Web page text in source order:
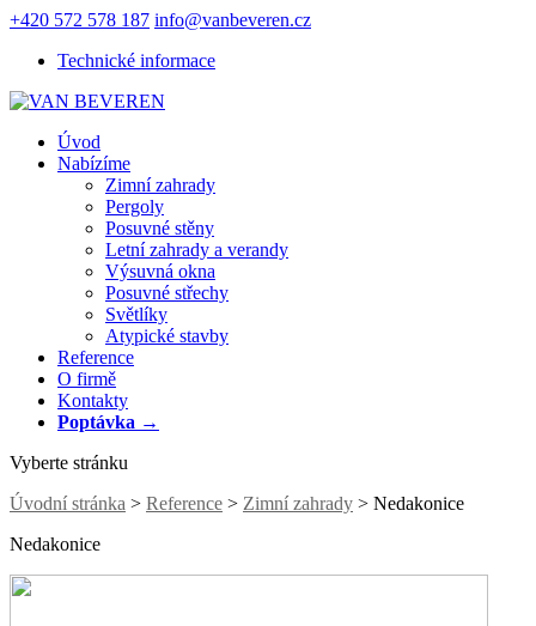
+420 572 578 187 info@vanbeveren.cz
Technické informace
Úvod
Nabízíme
Zimní zahrady
Pergoly
Posuvné stěny
Letní zahrady a verandy
Výsuvná okna
Posuvné střechy
Světlíky
Atypické stavby
Reference
O firmě
Kontakty
Poptávka →
Vyberte stránku
Úvodní stránka > Reference > Zimní zahrady > Nedakonice
Nedakonice